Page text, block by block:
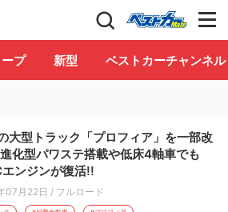
車情報誌「ベストカー」 Club
プ 新型 ベストカーチャンネル
大型トラック「プロフィア」を一部改
化型パワステ搭載や低床4軸車でも
エンジンが復活!!
07月22日 / フルロード